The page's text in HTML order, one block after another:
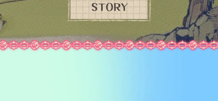
STORY